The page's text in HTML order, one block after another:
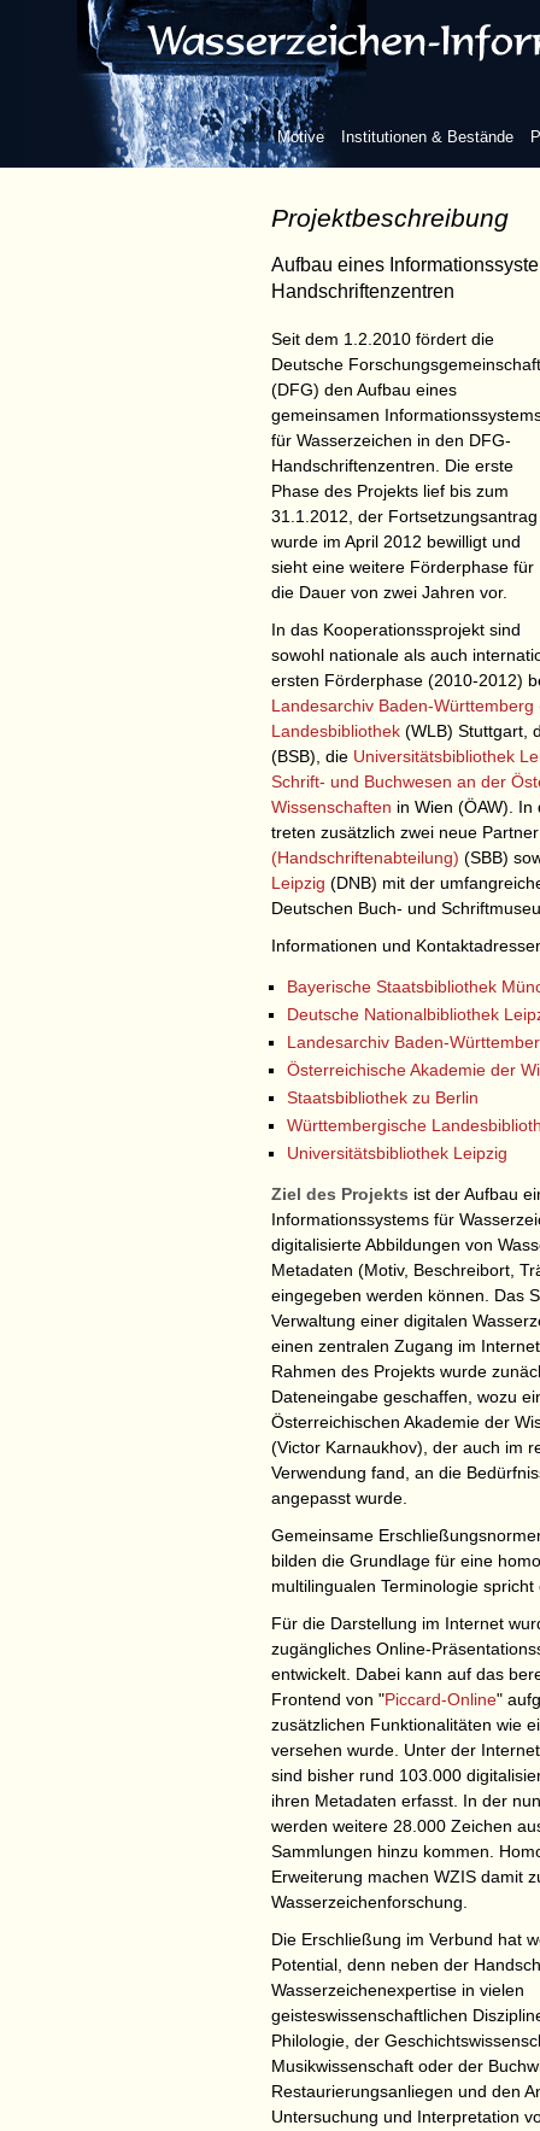
Motive Institutionen & Bestände
Projektbeschreibung
Aufbau eines
Handschriftenzentren
Seit dem 1.2.2010 fördert die
Deutsche
(DFG) den Aufbau eines
gemeinsamen
für Wasserzeichen in den DFG-
Handschriftenzentren. Die erste
Phase des Projekts lief bis zum
31.1.2012, der Fortsetzungsantrag
wurde im April 2012 bewilligt und
sieht eine weitere Förderphase für
die Dauer von zwei Jahren vor.
In das Kooperationssprojekt sind
sowohl nationale als auch
ersten Förderphase (2010-2012)
Landesarchiv Baden-Württemberg
Landesbibliothek (WLB) Stuttgart,
(BSB), die Universitätsbibliothek
Schrift- und Buchwesen an der
Wissenschaften in Wien (ÖAW).
treten zusätzlich zwei neue
(Handschriftenabteilung) (SBB)
Leipzig (DNB) mit der
Deutschen Buch- und
Informationen und
Bayerische Staatsbibliothek
Deutsche Nationalbibliothek
Landesarchiv Baden-
Österreichische Akademie der
Staatsbibliothek zu Berlin
Württembergische
Universitätsbibliothek Leipzig
Ziel des Projekts ist der Aufbau
Informationssystems für
digitalisierte Abbildungen von
Metadaten (Motiv, Beschreibort,
eingegeben werden können. Das
Verwaltung einer digitalen
einen zentralen Zugang im
Rahmen des Projekts wurde
Dateneingabe geschaffen, wozu
Österreichischen Akademie der
(Victor Karnaukhov), der auch im
Verwendung fand, an die
angepasst wurde.
Gemeinsame
bilden die Grundlage für eine
multilingualen Terminologie
Für die Darstellung im Internet
zugängliches Online-
entwickelt. Dabei kann auf das
Frontend von "Piccard-Online"
zusätzlichen Funktionalitäten wie
versehen wurde. Unter der
sind bisher rund 103.000
ihren Metadaten erfasst. In der
werden weitere 28.000 Zeichen
Sammlungen hinzu kommen.
Erweiterung machen WZIS damit
Wasserzeichenforschung.
Die Erschließung im Verbund hat
Potential, denn neben der
Wasserzeichenexpertise in vielen
geisteswissenschaftlichen
Philologie, der
Musikwissenschaft oder der
Restaurierungsanliegen und den
Untersuchung und Interpretation